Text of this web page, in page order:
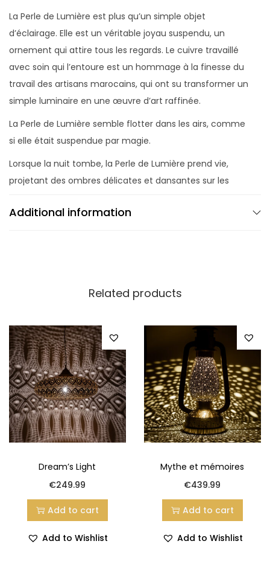
La Perle de Lumière est plus qu’un simple objet
d’éclairage. Elle est un véritable joyau suspendu, un
ornement qui attire tous les regards. Le cuivre travaillé
avec soin qui l’entoure est un hommage à la finesse du
travail des artisans marocains, qui ont su transformer un
simple luminaire en une œuvre d’art raffinée.
La Perle de Lumière semble flotter dans les airs, comme
si elle était suspendue par magie.
Lorsque la nuit tombe, la Perle de Lumière prend vie,
projetant des ombres délicates et dansantes sur les
monde mystérieux et enchanteur, qui invite à la
en une œuvre d’art exceptionnelle. Elle apporte une
Additional information
Related products
Dream’s Light
€249.99
Add to cart
Add to Wishlist
Mythe et mémoires
€439.99
Add to cart
Add to Wishlist